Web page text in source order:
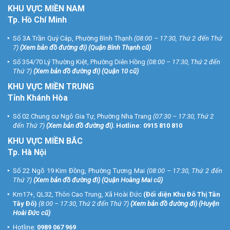
thay thế linh kiện cho sản phẩm bị hư hỏng nằm ngoài phạm vi bảo
hành).
* Khách hàng cần lưu ý sản phẩm khi lắp đặt
hệ thống camera
Hiện nay trên thị trường có rất nhiều gói camera giá rẻ không ghi rõ
không nên mua những sản phẩm đó vì không kiểm tra được chất
lượng sản phẩm mình mua.
Quý khách hàng có nhu cầulắp đặt camera quan sát
giá rẻ, xin vui
lòng liên hệ ngay với chúng tôi qua Tổng đài miễn phí 1900 9259 để
được tư vấn và báo giá tốt nhất.
Hệ thống chi nhánh trên toàn quốc:
VUHOANGTELECOM chi nhánh 1
Số 3A Trần Quý Cáp, P.12, Q. Bình Thạnh, Tp.Hồ Chí Minh
Điện thoại: (028) 35 166 166
KHU VỰC MIỀN NAM
Tp. Hồ Chí Minh
Số 3A Trần Quý Cáp, Phường Bình Thạnh (08:00 – 17:30, Thứ 2 đến Thứ
7) (Xem bản đồ đường đi) (Quận Bình Thạnh cũ)
Số 354/70 Lý Thường Kiệt, Phường Diên Hồng (08:00 – 17:30, Thứ 2 đến
Thứ 7) (Xem bản đồ đường đi) (Quận 10 cũ)
KHU VỰC MIỀN TRUNG
Tỉnh Khánh Hòa
Số 02 Chung cư Ngô Gia Tự, Phường Nha Trang (07:30 – 17:30, Thứ 2
đến Thứ 7) (Xem bản đồ đường đi). Hotline: 0915 810 810
KHU VỰC MIỀN BẮC
Tp. Hà Nội
Số 22 Ngõ 19 Kim Đồng, Phường Tương Mai (08:00 – 17:30, Thứ 2 đến
Thứ 7) (Xem bản đồ đường đi) (Quận Hoàng Mai cũ)
Km17+, QL32, Thôn Cao Trung, Xã Hoài Đức (Đối diện Khu Đô Thị Tân
Tây Đô) (8:00 – 17:30, Thứ 2 đến Thứ 7) (Xem bản đồ đường đi) (Huyện
Hoài Đức cũ)
Hotline: 0989 067 969